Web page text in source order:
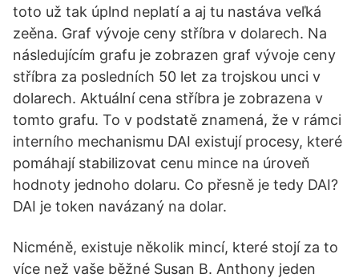
toto už tak úplnd neplatí a aj tu nastáva veľká
zeěna. Graf vývoje ceny stříbra v dolarech. Na
následujícím grafu je zobrazen graf vývoje ceny
stříbra za posledních 50 let za trojskou unci v
dolarech. Aktuální cena stříbra je zobrazena v
tomto grafu. To v podstatě znamená, že v rámci
interního mechanismu DAI existují procesy, které
pomáhají stabilizovat cenu mince na úroveň
hodnoty jednoho dolaru. Co přesně je tedy DAI?
DAI je token navázaný na dolar.
Nicméně, existuje několik mincí, které stojí za to
více než vaše běžné Susan B. Anthony jeden